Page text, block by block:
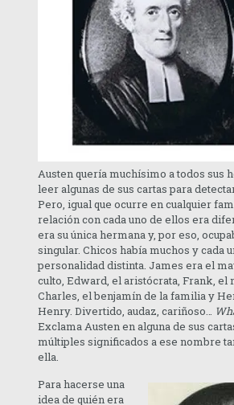
Austen quería muchísimo a todos sus
leer algunas de sus cartas para
Pero, igual que ocurre en cualquier
relación con cada uno de ellos era
era su única hermana y, por eso,
singular. Chicos había muchos y cada
personalidad distinta. James era el
culto, Edward, el aristócrata, Frank, el
Charles, el benjamín de la familia y
Henry. Divertido, audaz, cariñoso…
Exclama Austen en alguna de sus
múltiples significados a ese nombre
ella.
Para hacerse una
idea de quién era